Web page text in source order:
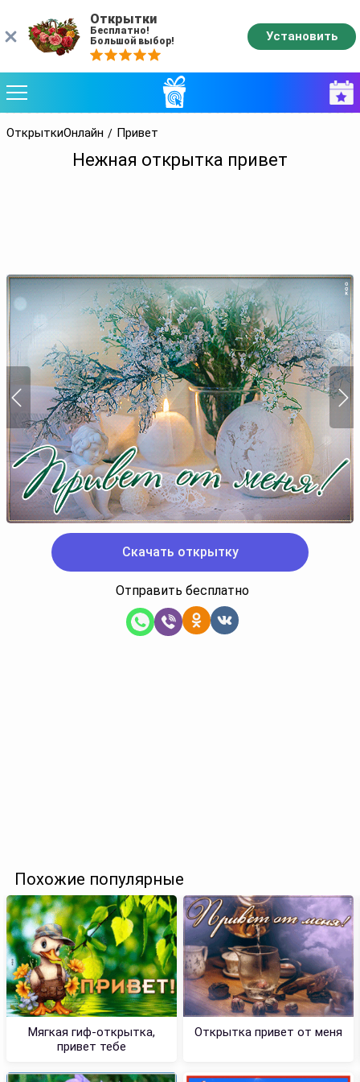
ОткрыткиОнлайн Привет
Нежная открытка привет
Скачать открытку
Отправить бесплатно
Похожие популярные
Мягкая гиф-открытка,
привет тебе
Открытка привет от меня
Открытки
Бесплатно!
Большой выбор!
Установить